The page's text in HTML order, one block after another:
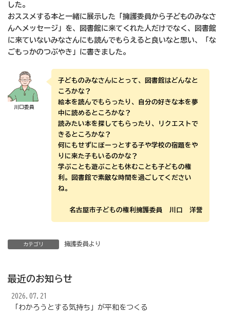
した。
おススメする本と一緒に展示した「擁護委員から子どものみなさ
んへメッセージ」を、図書館に来てくれた人だけでなく、図書館
に来ていないみなさんにも読んでもらえると良いなと思い、「な
ごもっかのつぶやき」に書きました。
川口委員
子どものみなさんにとって、図書館はどんなと
ころかな？
絵本を読んでもらったり、自分の好きな本を夢
中に読めるところかな？
読みたい本を探してもらったり、リクエストで
きるところかな？
何にもせずにぼーっとする子や学校の宿題をや
りに来た子もいるのかな？
学ぶことも遊ぶことも休むことも子どもの権
利。図書館で素敵な時間を過ごしてください
ね。
名古屋市子どもの権利擁護委員 川口 洋誉
カテゴリ 擁護委員より
最近のお知らせ
2026.07.21
「わかろうとする気持ち」が平和をつくる